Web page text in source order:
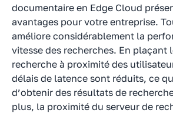
documentaire en Edge Cloud
avantages pour votre entreprise.
améliore considérablement la
vitesse des recherches. En plaçant
recherche à proximité des
délais de latence sont réduits, ce
d’obtenir des résultats de
plus, la proximité du serveur de